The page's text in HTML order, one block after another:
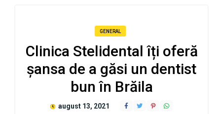
GENERAL
Clinica Stelidental îți oferă
șansa de a găsi un dentist
bun în Brăila
august 13, 2021